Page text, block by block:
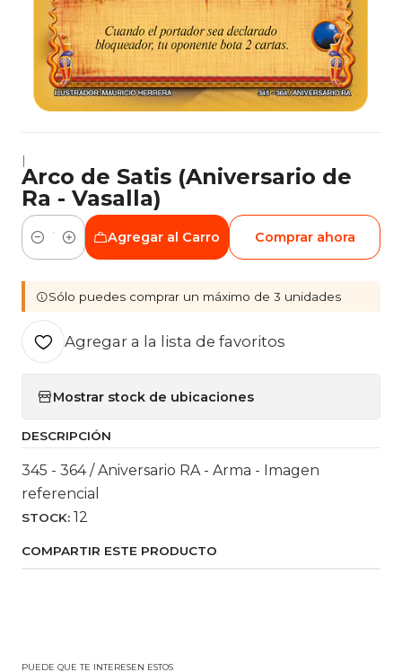
|
Arco de Satis (Aniversario de
Ra - Vasalla)
Cantidad
Agregar al Carro Comprar ahora
Sólo puedes comprar un máximo de 3 unidades
Agregar a la lista de favoritos
Mostrar stock de ubicaciones
DESCRIPCIÓN
345 - 364 / Aniversario RA - Arma - Imagen
referencial
STOCK: 12
COMPARTIR ESTE PRODUCTO
PUEDE QUE TE INTERESEN ESTOS